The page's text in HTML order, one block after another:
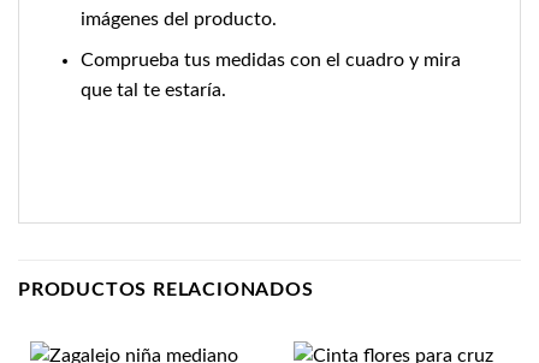
imágenes del producto.
Comprueba tus medidas con el cuadro y mira
que tal te estaría.
PRODUCTOS RELACIONADOS